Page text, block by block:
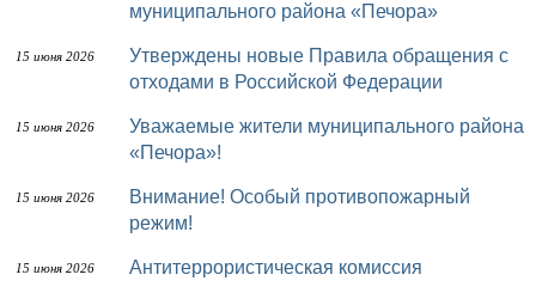
муниципального района «Печора»
15 июня 2026
Утверждены новые Правила обращения с
отходами в Российской Федерации
15 июня 2026
Уважаемые жители муниципального района
«Печора»!
15 июня 2026
Внимание! Особый противопожарный
режим!
15 июня 2026 Антитеррористическая комиссия